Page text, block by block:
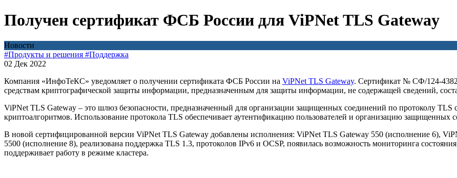
Получен сертификат ФСБ России для ViPNet TLS Gateway
Новости
#Продукты и решения #Поддержка
02 Дек 2022
Компания «ИнфоТеКС» уведомляет о получении сертификата ФСБ России на ViPNet TLS Gateway. Сертификат № СФ/124-4382
средствам криптографической защиты информации, предназначенным для защиты информации, не содержащей сведений,
ViPNet TLS Gateway – это шлюз безопасности, предназначенный для организации защищенных соединений по протоколу TLS
криптоалгоритмов. Использование протокола TLS обеспечивает аутентификацию пользователей и организацию
В новой сертифицированной версии ViPNet TLS Gateway добавлены исполнения: ViPNet TLS Gateway 550 (исполнение 6),
5500 (исполнение 8), реализована поддержка TLS 1.3, протоколов IPv6 и OCSP, появилась возможность мониторинга
поддерживает работу в режиме кластера.